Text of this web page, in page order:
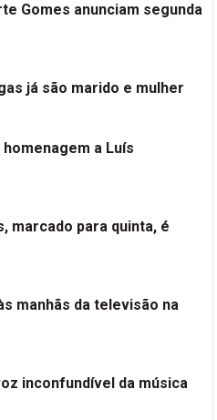
Gomes anunciam segunda
já são marido e mulher
a Luís
marcado para quinta, é
manhãs da televisão na
inconfundível da música